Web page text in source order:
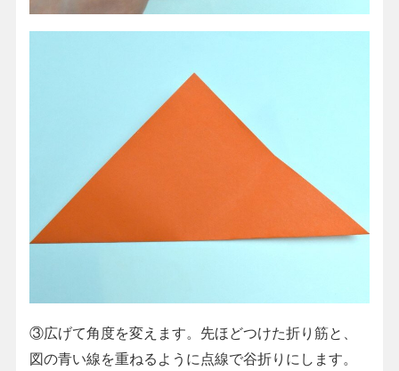
③広げて角度を変えます。先ほどつけた折り筋と、
図の青い線を重ねるように点線で谷折りにします。